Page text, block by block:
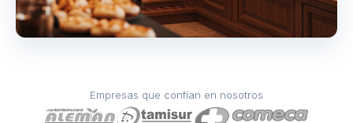
Empresas que confían en nosotros